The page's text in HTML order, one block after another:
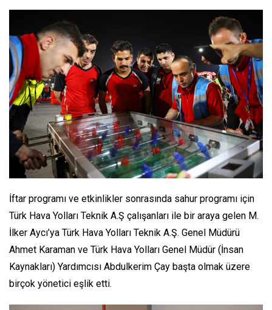
İftar programı ve etkinlikler sonrasında sahur programı için
Türk Hava Yolları Teknik A.Ş çalışanları ile bir araya gelen M.
İlker Aycı’ya Türk Hava Yolları Teknik A.Ş. Genel Müdürü
Ahmet Karaman ve Türk Hava Yolları Genel Müdür (İnsan
Kaynakları) Yardımcısı Abdulkerim Çay başta olmak üzere
birçok yönetici eşlik etti.